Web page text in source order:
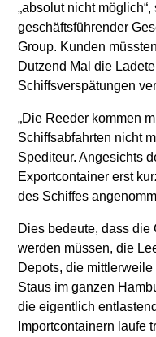
„absolut nicht
geschäftsführender
Group. Kunden
Dutzend Mal die
Schiffsverspätungen
„Die Reeder kommen
Schiffsabfahrten nicht
Spediteur. Angesichts
Exportcontainer erst
des Schiffes
Dies bedeute, dass
werden müssen, die
Depots, die
Staus im ganzen
die eigentlich
Importcontainern laufe